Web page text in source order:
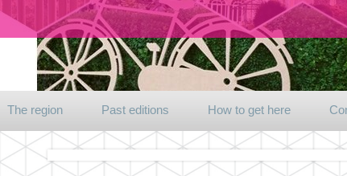
The region Past editions How to get here